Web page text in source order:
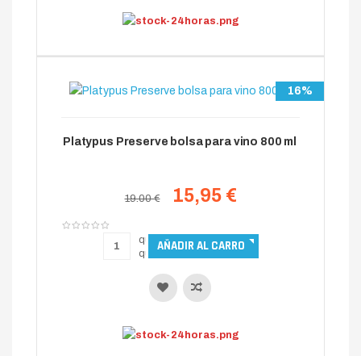
16%
Platypus Preserve bolsa para vino 800 ml
19.00 € 15,95 €